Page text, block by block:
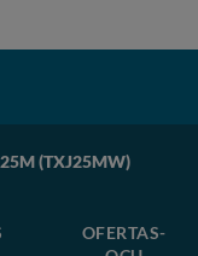
(TXJ25MW)
OFERTAS-